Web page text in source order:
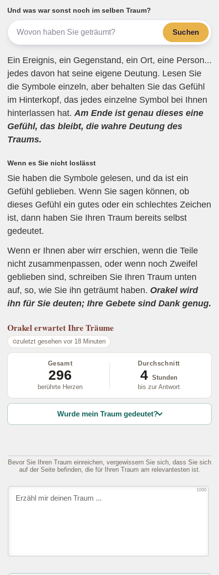
b
o
o
k
a
m
A
p
p
Und was war sonst noch im selben Traum?
Suchen
Ein Ereignis, ein Gegenstand, ein Ort, eine Person...
jedes davon hat seine eigene Deutung. Lesen Sie
die Symbole einzeln, aber behalten Sie das Gefühl
im Hinterkopf, das jedes einzelne Symbol bei Ihnen
hinterlassen hat. Am Ende ist genau dieses eine
Gefühl, das bleibt, die wahre Deutung des
Traums.
Wenn es Sie nicht loslässt
Sie haben die Symbole gelesen, und da ist ein
Gefühl geblieben. Wenn Sie sagen können, ob
dieses Gefühl ein gutes oder ein schlechtes Zeichen
ist, dann haben Sie Ihren Traum bereits selbst
gedeutet.
Wenn er Ihnen aber wirr erschien, wenn die Teile
nicht zusammenpassen, oder wenn noch Zweifel
geblieben sind, schreiben Sie Ihren Traum unten
auf, so, wie Sie ihn geträumt haben. Orakel wird
ihn für Sie deuten; Ihre Gebete sind Dank genug.
Orakelerwartet Ihre Träume
zuletzt gesehen vor 18 Minuten
Gesamt
296
berührte Herzen
Durchschnitt
4 Stunden
bis zur Antwort
Wurde mein Traum gedeutet?
Bevor Sie Ihren Traum einreichen, vergewissern Sie sich, dass Sie sich
auf der Seite befinden, die für Ihren Traum am relevantesten ist.
1000